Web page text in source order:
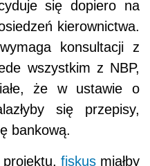
się dopiero na
kierownictwa.
konsultacji z
wszystkim z NBP,
że w ustawie o
się przepisy,
bankową.
projektu, fiskus miałby